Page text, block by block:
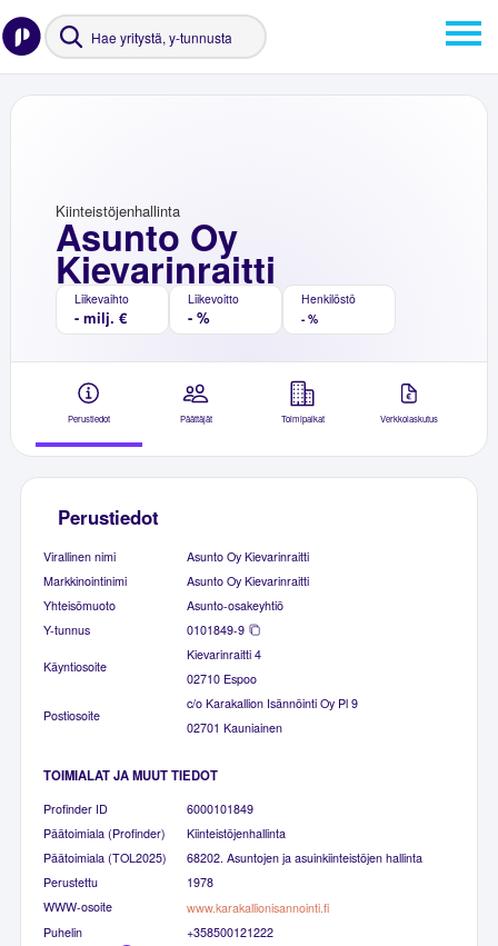
Asunto Oy
Kievarinraitti
Kiinteistöjenhallinta
Liikevaihto
- milj. €
Liikevoitto
- %
Henkilöstö
- %
Perustiedot Päättäjät Toimipaikat Verkkolaskutus
Perustiedot
Virallinen nimi
Asunto Oy Kievarinraitti
Markkinointinimi
Asunto Oy Kievarinraitti
Yhteisömuoto
Asunto-osakeyhtiö
Y-tunnus
0101849-9
Käyntiosoite
Kievarinraitti 4
02710 Espoo
Postiosoite
c/o Karakallion Isännöinti Oy Pl 9
02701 Kauniainen
TOIMIALAT JA MUUT TIEDOT
Profinder ID
6000101849
Päätoimiala (Profinder)
Kiinteistöjenhallinta
Päätoimiala (TOL2025)
68202. Asuntojen ja asuinkiinteistöjen hallinta
Perustettu
1978
WWW-osoite
www.karakallionisannointi.fi
Puhelin
+358500121222